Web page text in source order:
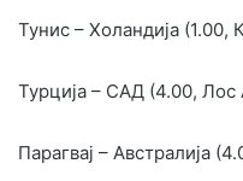
Тунис – Холандија (1.00,
Турција – САД (4.00, Лос
Парагвај – Австралија